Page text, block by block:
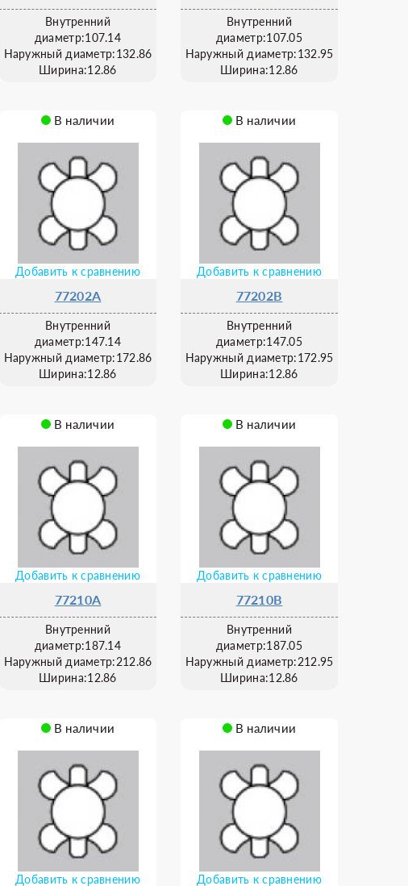
Внутренний
диаметр:107.14
Наружный диаметр:132.86
Ширина:12.86
Внутренний
диаметр:107.05
Наружный диаметр:132.95
Ширина:12.86
В наличии
Добавить к сравнению
77202A
Внутренний
диаметр:147.14
Наружный диаметр:172.86
Ширина:12.86
В наличии
Добавить к сравнению
77202B
Внутренний
диаметр:147.05
Наружный диаметр:172.95
Ширина:12.86
В наличии
Добавить к сравнению
77210A
Внутренний
диаметр:187.14
Наружный диаметр:212.86
Ширина:12.86
В наличии
Добавить к сравнению
77210B
Внутренний
диаметр:187.05
Наружный диаметр:212.95
Ширина:12.86
В наличии
Добавить к сравнению
В наличии
Добавить к сравнению